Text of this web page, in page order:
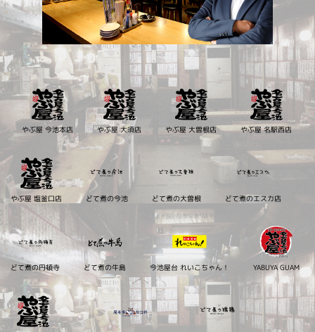
やぶ屋 今池本店 やぶ屋 大須店 やぶ屋 大曽根店 やぶ屋 名駅西店
やぶ屋 塩釜口店 どて煮の今池 どて煮の大曽根 どて煮のエスカ店
どて煮の円頓寺 どて煮の牛島 今池屋台 れいこちゃん！ YABUYA GUAM